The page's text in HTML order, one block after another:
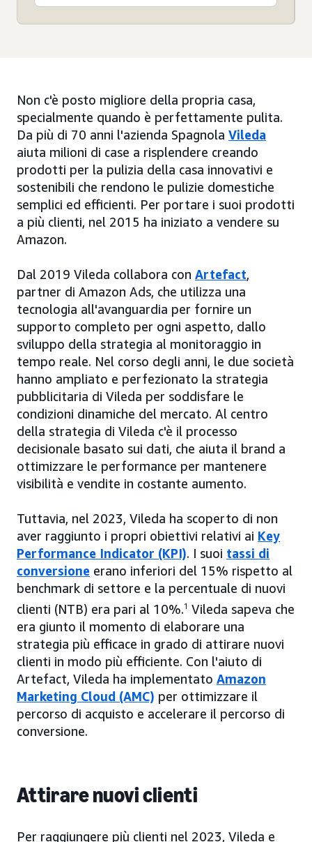
Non c'è posto migliore della propria casa,
specialmente quando è perfettamente pulita.
Da più di 70 anni l'azienda Spagnola Vileda
aiuta milioni di case a risplendere creando
prodotti per la pulizia della casa innovativi e
sostenibili che rendono le pulizie domestiche
semplici ed efficienti. Per portare i suoi prodotti
a più clienti, nel 2015 ha iniziato a vendere su
Amazon.
Dal 2019 Vileda collabora con Artefact,
partner di Amazon Ads, che utilizza una
tecnologia all'avanguardia per fornire un
supporto completo per ogni aspetto, dallo
sviluppo della strategia al monitoraggio in
tempo reale. Nel corso degli anni, le due società
hanno ampliato e perfezionato la strategia
pubblicitaria di Vileda per soddisfare le
condizioni dinamiche del mercato. Al centro
della strategia di Vileda c'è il processo
decisionale basato sui dati, che aiuta il brand a
ottimizzare le performance per mantenere
visibilità e vendite in costante aumento.
Tuttavia, nel 2023, Vileda ha scoperto di non
aver raggiunto i propri obiettivi relativi ai Key
Performance Indicator (KPI). I suoi tassi di
conversione erano inferiori del 15% rispetto al
benchmark di settore e la percentuale di nuovi
clienti (NTB) era pari al 10%.1 Vileda sapeva che
era giunto il momento di elaborare una
strategia più efficace in grado di attirare nuovi
clienti in modo più efficiente. Con l'aiuto di
Artefact, Vileda ha implementato Amazon
Marketing Cloud (AMC) per ottimizzare il
percorso di acquisto e accelerare il percorso di
conversione.
Attirare nuovi clienti
Per raggiungere più clienti nel 2023, Vileda e